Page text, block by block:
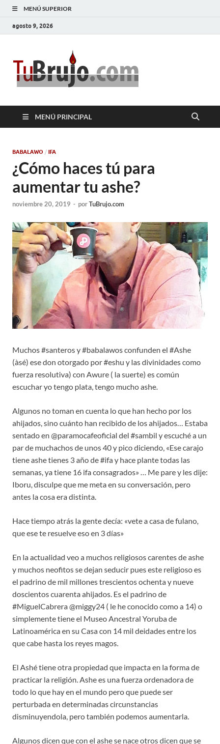
MENÚ SUPERIOR
agosto 9, 2026
MENÚ PRINCIPAL
BABALAWO / IFA
¿Cómo haces tú para
aumentar tu ashe?
noviembre 20, 2019 - porTuBrujo.com
Muchos #santeros y #babalawos confunden el #Ashe
(àsé) ese don otorgado por #eshu y las divinidades como
fuerza resolutiva) con Awure ( la suerte) es común
escuchar yo tengo plata, tengo mucho ashe.
Algunos no toman en cuenta lo que han hecho por los
ahijados, sino cuánto han recibido de los ahijados… Estaba
sentado en @paramocafeoficial del #sambil y escuché a un
par de muchachos de unos 40 y pico diciendo, «Ese carajo
tiene ashe tienes 3 año de #ifa y hace plante todas las
semanas, ya tiene 16 ifa consagrados» … Me pare y les dije:
Iboru, disculpe que me meta en su conversación, pero
antes la cosa era distinta.
Hace tiempo atrás la gente decía: «vete a casa de fulano,
que ese te resuelve eso en 3 días»
En la actualidad veo a muchos religiosos carentes de ashe
y muchos neofitos se dejan seducir pues este religioso es
el padrino de mil millones trescientos ochenta y nueve
doscientos cuarenta ahijados. Es el padrino de
#MiguelCabrera @miggy24 ( le he conocido como a 14) o
simplemente tiene el Museo Ancestral Yoruba de
Latinoamérica en su Casa con 14 mil deidades entre los
que cabe hasta los reyes magos.
El Ashé tiene otra propiedad que impacta en la forma de
practicar la religión. Ashe es una fuerza ordenadora de
todo lo que hay en el mundo pero que puede ser
perturbada en determinadas circunstancias
disminuyendola, pero también podemos aumentarla.
Algunos dicen que con el ashe se nace otros dicen que se